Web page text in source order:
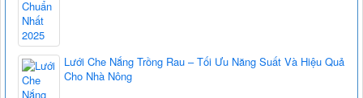
Lưới Che Nắng Trồng Rau – Tối Ưu Năng Suất Và Hiệu Quả
Cho Nhà Nông